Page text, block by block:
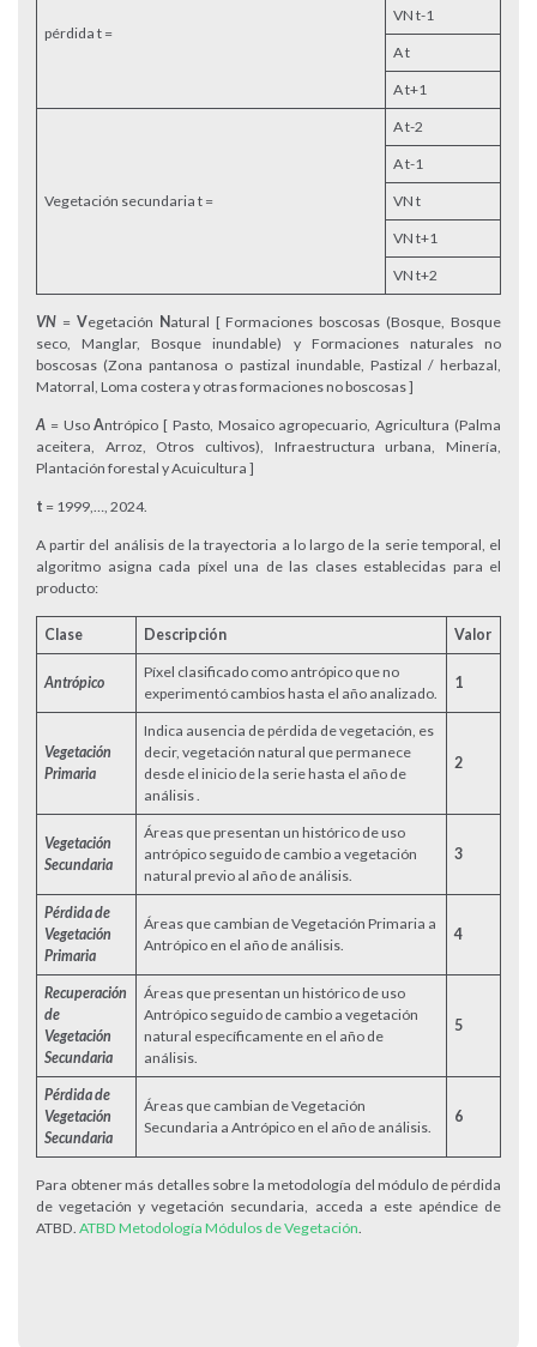
pérdida t =
VN t-1
A t
A t+1
Vegetación secundaria t =
A t-2
A t-1
VN t
VN t+1
VN t+2
VN = Vegetación N atural [ Formaciones boscosas (Bosque, Bosque
seco, Manglar, Bosque inundable) y Formaciones naturales no
boscosas (Zona pantanosa o pastizal inundable, Pastizal / herbazal,
Matorral, Loma costera y otras formaciones no boscosas ]
A = UsoAntrópico [ Pasto, Mosaico agropecuario, Agricultura (Palma
aceitera, Arroz, Otros cultivos), Infraestructura urbana, Minería,
Plantación forestal y Acuicultura ]
t = 1999,…, 2024.
A partir del análisis de la trayectoria a lo largo de la serie temporal, el
algoritmo asigna cada píxel una de las clases establecidas para el
producto:
Clase Descripción Valor
Antrópico
Píxel clasificado como antrópico que no
experimentó cambios hasta el año analizado.
1
Vegetación
Primaria
Indica ausencia de pérdida de vegetación, es
decir, vegetación natural que permanece
desde el inicio de la serie hasta el año de
análisis .
2
Vegetación
Secundaria
Áreas que presentan un histórico de uso
antrópico seguido de cambio a vegetación
natural previo al año de análisis.
3
Pérdida de
Vegetación
Primaria
Áreas que cambian de Vegetación Primaria a
Antrópico en el año de análisis.
4
Recuperación
de
Vegetación
Secundaria
Áreas que presentan un histórico de uso
Antrópico seguido de cambio a vegetación
natural específicamente en el año de
análisis.
5
Pérdida de
Vegetación
Secundaria
Áreas que cambian de Vegetación
Secundaria a Antrópico en el año de análisis.
6
Para obtener más detalles sobre la metodología del módulo de pérdida
de vegetación y vegetación secundaria, acceda a este apéndice de
ATBD. ATBD Metodología Módulos de Vegetación.